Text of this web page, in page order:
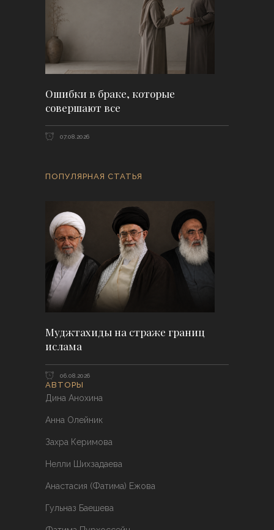
Ошибки в браке, которые
совершают все
07.08.2026
ПОПУЛЯРНАЯ СТАТЬЯ
Муджтахиды на страже границ
ислама
06.08.2026
АВТОРЫ
Дина Анохина
Анна Олейник
Захра Керимова
Нелли Шихзадаева
Анастасия (Фатима) Ежова
Гульназ Баешева